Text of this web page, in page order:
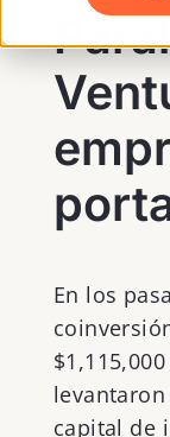
PUBLIC
EDUCATION
NEWS &
En los
capital de